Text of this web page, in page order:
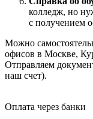
колледж, но
с получением
Можно
офисов в Москве,
Отправляем
наш счет).
Оплата через банки